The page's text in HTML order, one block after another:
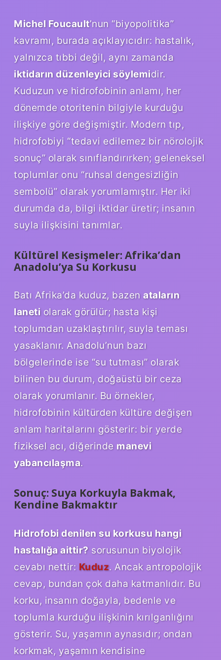
Michel Foucault’nun “biyopolitika”
kavramı, burada açıklayıcıdır: hastalık,
yalnızca tıbbi değil, aynı zamanda
iktidarın düzenleyici söylemidir.
Kuduzun ve hidrofobinin anlamı, her
dönemde otoritenin bilgiyle kurduğu
ilişkiye göre değişmiştir. Modern tıp,
hidrofobiyi “tedavi edilemez bir nörolojik
sonuç” olarak sınıflandırırken; geleneksel
toplumlar onu “ruhsal dengesizliğin
sembolü” olarak yorumlamıştır. Her iki
durumda da, bilgi iktidar üretir; insanın
suyla ilişkisini tanımlar.
Kültürel Kesişmeler: Afrika’dan
Anadolu’ya Su Korkusu
Batı Afrika’da kuduz, bazen ataların
lanetiolarak görülür; hasta kişi
toplumdan uzaklaştırılır, suyla teması
yasaklanır. Anadolu’nun bazı
bölgelerinde ise “su tutması” olarak
bilinen bu durum, doğaüstü bir ceza
olarak yorumlanır. Bu örnekler,
hidrofobinin kültürden kültüre değişen
anlam haritalarını gösterir: bir yerde
fiziksel acı, diğerinde manevi
yabancılaşma.
Sonuç: Suya Korkuyla Bakmak,
Kendine Bakmaktır
Hidrofobi denilen su korkusu hangi
hastalığa aittir?sorusunun biyolojik
cevabı nettir: Kuduz. Ancak antropolojik
cevap, bundan çok daha katmanlıdır. Bu
korku, insanın doğayla, bedenle ve
toplumla kurduğu ilişkinin kırılganlığını
gösterir. Su, yaşamın aynasıdır; ondan
korkmak, yaşamın kendisine